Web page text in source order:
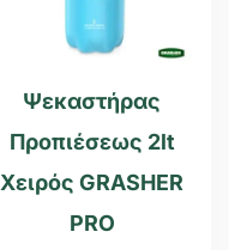
Ψεκαστήρας
Προπιέσεως 2lt
Χειρός GRASHER
PRO